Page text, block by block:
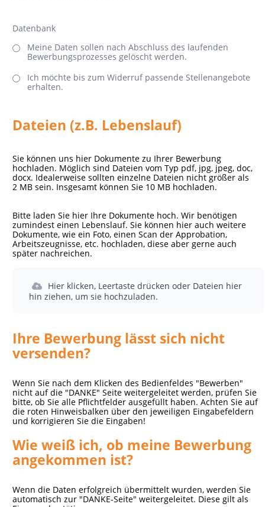
Datenbank
Meine Daten sollen nach Abschluss des laufenden
Bewerbungsprozesses gelöscht werden.
Ich möchte bis zum Widerruf passende Stellenangebote
erhalten.
Dateien (z.B. Lebenslauf)
Sie können uns hier Dokumente zu Ihrer Bewerbung
hochladen. Möglich sind Dateien vom Typ pdf, jpg, jpeg, doc,
docx. Idealerweise sollten einzelne Dateien nicht größer als
2 MB sein. Insgesamt können Sie 10 MB hochladen.
Bitte laden Sie hier Ihre Dokumente hoch. Wir benötigen
zumindest einen Lebenslauf. Sie können hier auch weitere
Dokumente, wie ein Foto, einen Scan der Approbation,
Arbeitszeugnisse, etc. hochladen, diese aber gerne auch
später nachreichen.
Hier klicken, Leertaste drücken oder Dateien hier
hin ziehen, um sie hochzuladen.
Ihre Bewerbung lässt sich nicht
versenden?
Wenn Sie nach dem Klicken des Bedienfeldes "Bewerben"
nicht auf die "DANKE" Seite weitergeleitet werden, prüfen Sie
bitte, ob Sie alle Pflichtfelder ausgefüllt haben. Achten Sie auf
die roten Hinweisbalken über den jeweiligen Eingabefeldern
und korrigieren Sie die Eingaben!
Wie weiß ich, ob meine Bewerbung
angekommen ist?
Wenn die Daten erfolgreich übermittelt wurden, werden Sie
automatisch zur "DANKE-Seite" weitergeleitet. Diese gilt als